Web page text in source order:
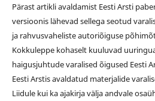
Pärast artikli avaldamist Eesti Arsti
versioonis lähevad sellega seotud
ja rahvusvaheliste autoriõiguse
Kokkuleppe kohaselt kuuluvad
haigusjuhtude varalised õigused Eesti
Eesti Arstis avaldatud materjalide
Liidule kui ka ajakirja välja andvale